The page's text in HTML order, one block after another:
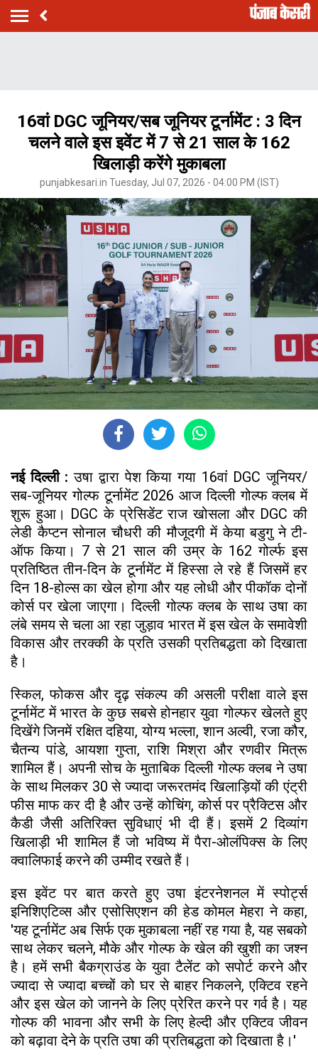
16वां DGC जूनियर/सब जूनियर टूर्नामेंट : 3 दिन
चलने वाले इस इवेंट में 7 से 21 साल के 162
खिलाड़ी करेंगे मुकाबला
punjabkesari.in Tuesday, Jul 07, 2026 - 04:00 PM (IST)
नई दिल्ली : उषा द्वारा पेश किया गया 16वां DGC जूनियर/
सब-जूनियर गोल्फ टूर्नामेंट 2026 आज दिल्ली गोल्फ क्लब में
शुरू हुआ। DGC के प्रेसिडेंट राज खोसला और DGC की
लेडी कैप्टन सोनाल चौधरी की मौजूदगी में केया बडुगु ने टी-
ऑफ किया। 7 से 21 साल की उम्र के 162 गोर्ल्फ इस
प्रतिष्ठित तीन-दिन के टूर्नामेंट में हिस्सा ले रहे हैं जिसमें हर
दिन 18-होल्स का खेल होगा और यह लोधी और पीकॉक दोनों
कोर्स पर खेला जाएगा। दिल्ली गोल्फ क्लब के साथ उषा का
लंबे समय से चला आ रहा जुड़ाव भारत में इस खेल के समावेशी
विकास और तरक्की के प्रति उसकी प्रतिबद्धता को दिखाता
है।
स्किल, फोकस और दृढ़ संकल्प की असली परीक्षा वाले इस
टूर्नामेंट में भारत के कुछ सबसे होनहार युवा गोल्फर खेलते हुए
दिखेंगे जिनमें रक्षित दहिया, योग्य भल्ला, शान अल्वी, रजा कौर,
चैतन्य पांडे, आयशा गुप्ता, राशि मिश्रा और रणवीर मित्रू
शामिल हैं। अपनी सोच के मुताबिक दिल्ली गोल्फ क्लब ने उषा
के साथ मिलकर 30 से ज्यादा जरूरतमंद खिलाड़ियों की एंट्री
फीस माफ कर दी है और उन्हें कोचिंग, कोर्स पर प्रैक्टिस और
कैडी जैसी अतिरिक्त सुविधाएं भी दी हैं। इसमें 2 दिव्यांग
खिलाड़ी भी शामिल हैं जो भविष्य में पैरा-ओलंपिक्स के लिए
क्वालिफाई करने की उम्मीद रखते हैं।
इस इवेंट पर बात करते हुए उषा इंटरनेशनल में स्पोर्ट्स
इनिशिएटिव्स और एसोसिएशन की हेड कोमल मेहरा ने कहा,
'यह टूर्नामेंट अब सिर्फ एक मुकाबला नहीं रह गया है, यह सबको
साथ लेकर चलने, मौके और गोल्फ के खेल की खुशी का जश्न
है। हमें सभी बैकग्राउंड के युवा टैलेंट को सपोर्ट करने और
ज्यादा से ज्यादा बच्चों को घर से बाहर निकलने, एक्टिव रहने
और इस खेल को जानने के लिए प्रेरित करने पर गर्व है। यह
गोल्फ की भावना और सभी के लिए हेल्दी और एक्टिव जीवन
को बढ़ावा देने के प्रति उषा की प्रतिबद्धता को दिखाता है।'